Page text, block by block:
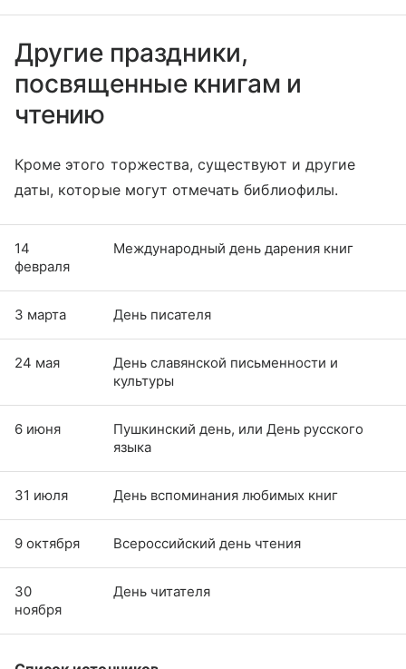
Другие праздники,
посвященные книгам и
чтению
Кроме этого торжества, существуют и другие
даты, которые могут отмечать библиофилы.
14
февраля
Международный день дарения книг
3 марта День писателя
24 мая
День славянской письменности и
культуры
6 июня
Пушкинский день, или День русского
языка
31 июля День вспоминания любимых книг
9 октября Всероссийский день чтения
30
ноября
День читателя